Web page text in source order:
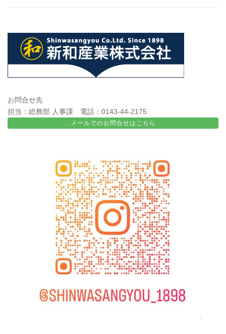
お問合せ先
担当：総務部 人事課 電話：0143-44-2175
メールでのお問合せはこちら